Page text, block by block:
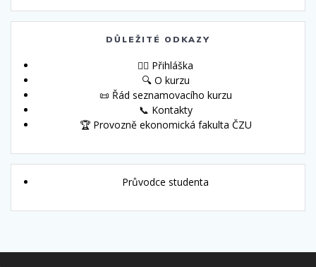
DŮLEŽITÉ ODKAZY
🙋‍♀️ Přihláška
🔍 O kurzu
📜 Řád seznamovacího kurzu
📞 Kontakty
🏆 Provozně ekonomická fakulta ČZU
Průvodce studenta